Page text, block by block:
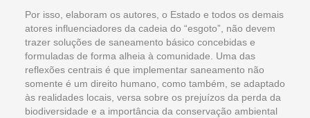
Por isso, elaboram os autores, o Estado e todos os demais
atores influenciadores da cadeia do “esgoto”, não devem
trazer soluções de saneamento básico concebidas e
formuladas de forma alheia à comunidade. Uma das
reflexões centrais é que implementar saneamento não
somente é um direito humano, como também, se adaptado
às realidades locais, versa sobre os prejuízos da perda da
biodiversidade e a importância da conservação ambiental